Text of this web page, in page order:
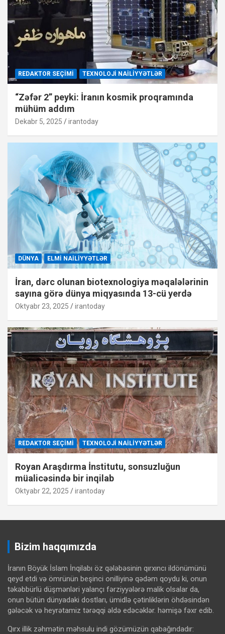
REDAKTOR SEÇIMI TEXNOLOJI NAILIYYƏTLƏR
“Zəfər 2” peyki: İranın kosmik proqramında
mühüm addım
Dekabr 5, 2025 irantoday
DÜNYA ELMI NAILIYYƏTLƏR
İran, dərc olunan biotexnologiya məqalələrinin
sayına görə dünya miqyasında 13-cü yerdə
Oktyabr 23, 2025 irantoday
REDAKTOR SEÇIMI TEXNOLOJI NAILIYYƏTLƏR
Royan Araşdırma İnstitutu, sonsuzluğun
müalicəsində bir inqilab
Oktyabr 22, 2025 irantoday
Bizim haqqımızda
İranın Böyük İslam İnqilabı öz qələbəsinin qırxıncı ildönümünü
qeyd etdi və ömrünün beşinci onilliyinə qədəm qoydu ki, onun
təkəbbürlü düşmənləri yalançı fərziyyələrə malik olsalar da,
onun bütün dünyadaki dostları, ümidlə çətinliklərin öhdəsindən
gələcək və heyrətamiz tərəqqi əldə edəcəklər. həmişə fəxr edib.
Qırx illik zəhmətin məhsulu indi gözümüzün qabağındadır: